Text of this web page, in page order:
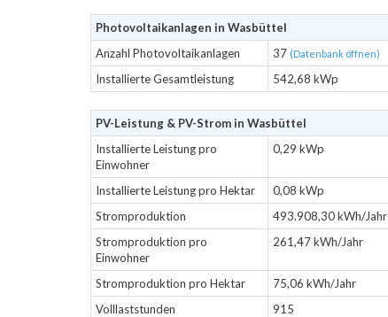
Photovoltaikanlagen in Wasbüttel
Anzahl Photovoltaikanlagen
37 (Datenbank öffnen)
Installierte Gesamtleistung 542,68 kWp
PV-Leistung & PV-Strom in Wasbüttel
Installierte Leistung pro
Einwohner
0,29 kWp
Installierte Leistung pro Hektar
0,08 kWp
Stromproduktion
493.908,30 kWh/Jahr
Stromproduktion pro
Einwohner
261,47 kWh/Jahr
Stromproduktion pro Hektar
75,06 kWh/Jahr
Volllaststunden
915